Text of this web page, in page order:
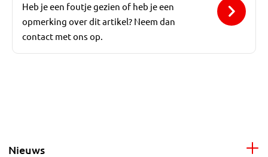
Heb je een foutje gezien of heb je een
opmerking over dit artikel? Neem dan
contact met ons op.
Nieuws